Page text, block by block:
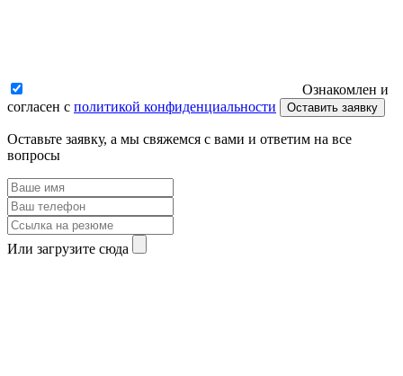
Ознакомлен и
согласен с политикой конфиденциальности Оставить заявку
Оставьте заявку, а мы свяжемся с вами и ответим на все
вопросы
Или загрузите сюда